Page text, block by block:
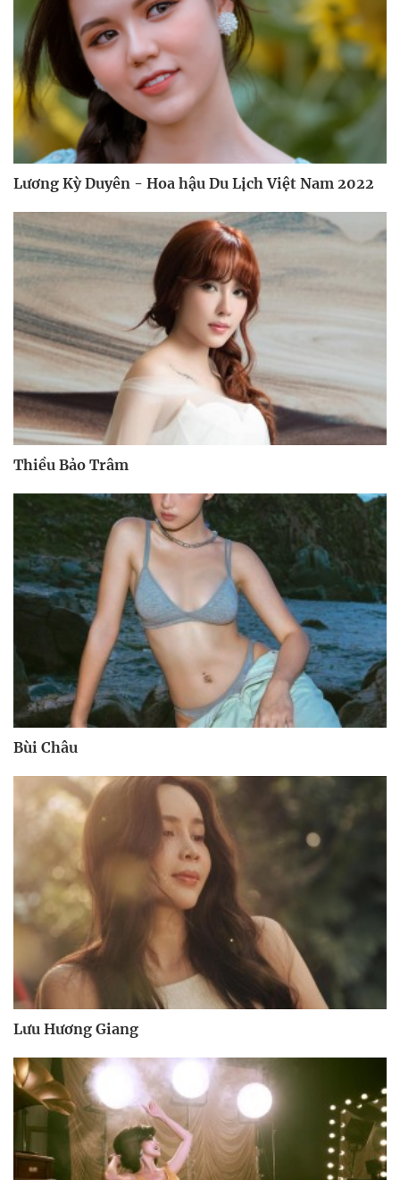
Lương Kỳ Duyên - Hoa hậu Du Lịch Việt Nam 2022
Thiều Bảo Trâm
Bùi Châu
Lưu Hương Giang